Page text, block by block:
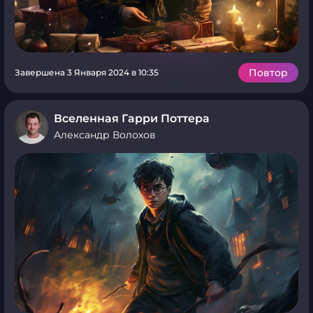
Завершена 3 Января 2024 в 10:35 Повтор
Вселенная Гарри Поттера
Александр Волохов